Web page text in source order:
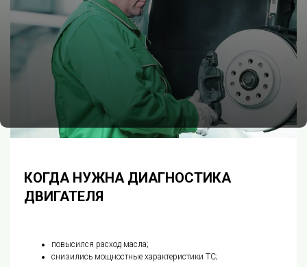
КОГДА НУЖНА ДИАГНОСТИКА
ДВИГАТЕЛЯ
повысился расход масла;
снизились мощностные характеристики ТС;